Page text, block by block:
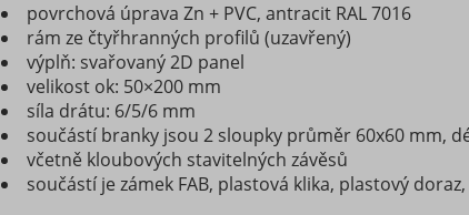
povrchová úprava Zn + PVC, antracit RAL 7016
rám ze čtyřhranných profilů (uzavřený)
výplň: svařovaný 2D panel
velikost ok: 50×200 mm
síla drátu: 6/5/6 mm
součástí branky jsou 2 sloupky průměr 60x60 mm,
včetně kloubových stavitelných závěsů
součástí je zámek FAB, plastová klika, plastový